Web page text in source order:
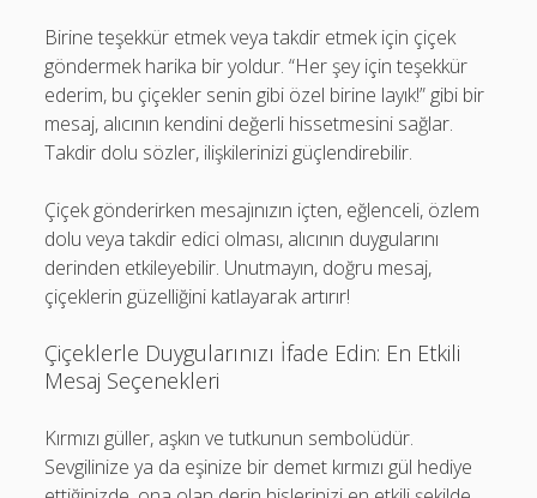
Birine teşekkür etmek veya takdir etmek için çiçek
göndermek harika bir yoldur. “Her şey için teşekkür
ederim, bu çiçekler senin gibi özel birine layık!” gibi bir
mesaj, alıcının kendini değerli hissetmesini sağlar.
Takdir dolu sözler, ilişkilerinizi güçlendirebilir.
Çiçek gönderirken mesajınızın içten, eğlenceli, özlem
dolu veya takdir edici olması, alıcının duygularını
derinden etkileyebilir. Unutmayın, doğru mesaj,
çiçeklerin güzelliğini katlayarak artırır!
Çiçeklerle Duygularınızı İfade Edin: En Etkili
Mesaj Seçenekleri
Kırmızı güller, aşkın ve tutkunun sembolüdür.
Sevgilinize ya da eşinize bir demet kırmızı gül hediye